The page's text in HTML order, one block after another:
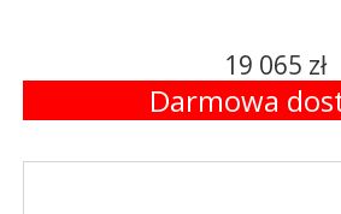
19 065 zł
Darmowa